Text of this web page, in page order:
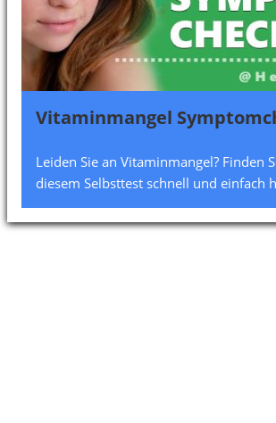
Vitaminmangel
Leiden Sie an Vitaminmangel? Finden
diesem Selbsttest schnell und einfach